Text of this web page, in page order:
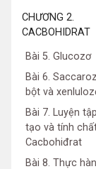
CHƯƠNG 2.
CACBOHIDRAT
Bài 5. Glucozơ
Bài 6.
bột và
Bài 7. Luyện
tạo và tính
Cacbohiđrat
Bài 8. Thực